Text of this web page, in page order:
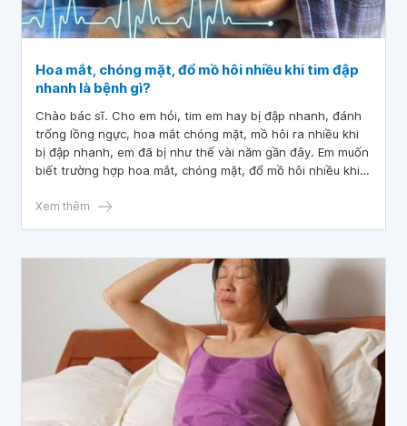
Hoa mắt, chóng mặt, đổ mồ hôi nhiều khi tim đập
nhanh là bệnh gì?
Chào bác sĩ. Cho em hỏi, tim em hay bị đập nhanh, đánh
trống lồng ngực, hoa mắt chóng mặt, mồ hôi ra nhiều khi
bị đập nhanh, em đã bị như thế vài năm gần đây. Em muốn
biết trường hợp hoa mắt, chóng mặt, đổ mồ hôi nhiều khi
Xem thêm